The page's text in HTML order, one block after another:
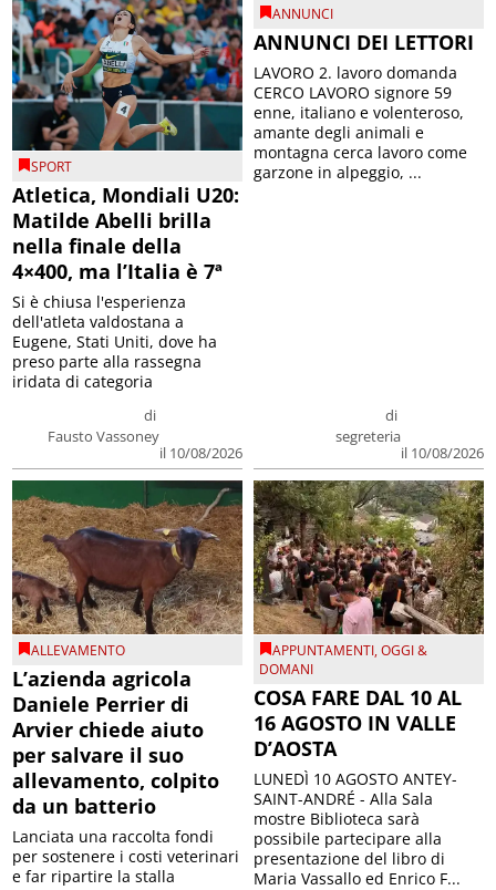
SPORT
Atletica, Mondiali U20:
Matilde Abelli brilla
nella finale della
4×400, ma l’Italia è 7ª
di
Fausto Vassoney
il 10/08/2026
Si è chiusa l'esperienza
dell'atleta valdostana a
Eugene, Stati Uniti, dove ha
preso parte alla rassegna
iridata di categoria
ANNUNCI
ANNUNCI DEI LETTORI
di
segreteria
il 10/08/2026
LAVORO 2. lavoro domanda
CERCO LAVORO signore 59
enne, italiano e volenteroso,
amante degli animali e
montagna cerca lavoro come
garzone in alpeggio, ...
ALLEVAMENTO
L’azienda agricola
Daniele Perrier di
Arvier chiede aiuto
per salvare il suo
allevamento, colpito
da un batterio
Lanciata una raccolta fondi
per sostenere i costi veterinari
e far ripartire la stalla
APPUNTAMENTI,OGGI &
DOMANI
COSA FARE DAL 10 AL
16 AGOSTO IN VALLE
D’AOSTA
LUNEDÌ 10 AGOSTO ANTEY-
SAINT-ANDRÉ - Alla Sala
mostre Biblioteca sarà
possibile partecipare alla
presentazione del libro di
Maria Vassallo ed Enrico F...